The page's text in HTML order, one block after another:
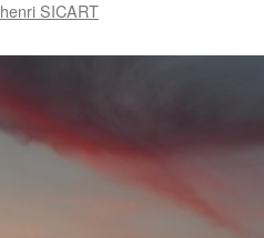
henri SICART